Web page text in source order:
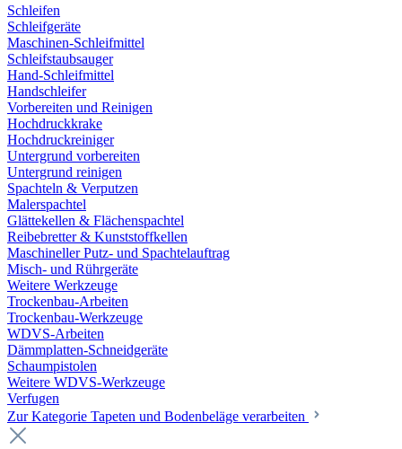
Schleifen
Schleifgeräte
Maschinen-Schleifmittel
Schleifstaubsauger
Hand-Schleifmittel
Handschleifer
Vorbereiten und Reinigen
Hochdruckkrake
Hochdruckreiniger
Untergrund vorbereiten
Untergrund reinigen
Spachteln & Verputzen
Malerspachtel
Glättekellen & Flächenspachtel
Reibebretter & Kunststoffkellen
Maschineller Putz- und Spachtelauftrag
Misch- und Rührgeräte
Weitere Werkzeuge
Trockenbau-Arbeiten
Trockenbau-Werkzeuge
WDVS-Arbeiten
Dämmplatten-Schneidgeräte
Schaumpistolen
Weitere WDVS-Werkzeuge
Verfugen
Zur Kategorie Tapeten und Bodenbeläge verarbeiten